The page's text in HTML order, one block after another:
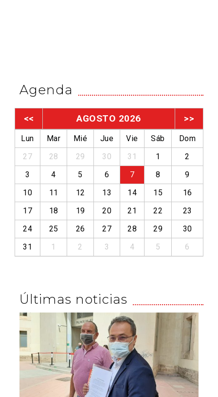
Agenda
<< AGOSTO 2026 >>
Lun Mar Mié Jue Vie Sáb
Dom
27
28 29 30 31 1
2
3
4 5 6 7 8
9
10
11 12 13 14 15
16
17
18 19 20 21 22
23
24
25 26 27 28 29
30
31
1 2 3 4 5 6
Últimas noticias